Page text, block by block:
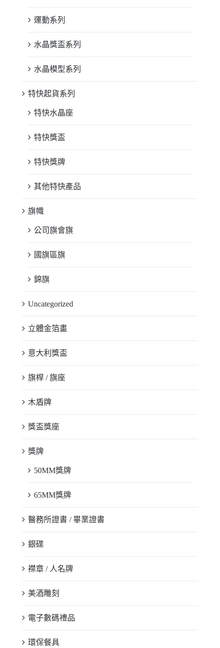
運動系列
水晶獎盃系列
水晶模型系列
特快起貨系列
特快水晶座
特快獎盃
特快獎牌
其他特快產品
旗幟
公司旗會旗
國旗區旗
錦旗
Uncategorized
立體金箔畫
意大利獎盃
旗桿 / 旗座
木盾牌
獎盃獎座
獎牌
50MM獎牌
65MM獎牌
醫務所證書 / 畢業證書
銀碟
襟章 / 人名牌
美酒雕刻
電子數碼禮品
環保餐具